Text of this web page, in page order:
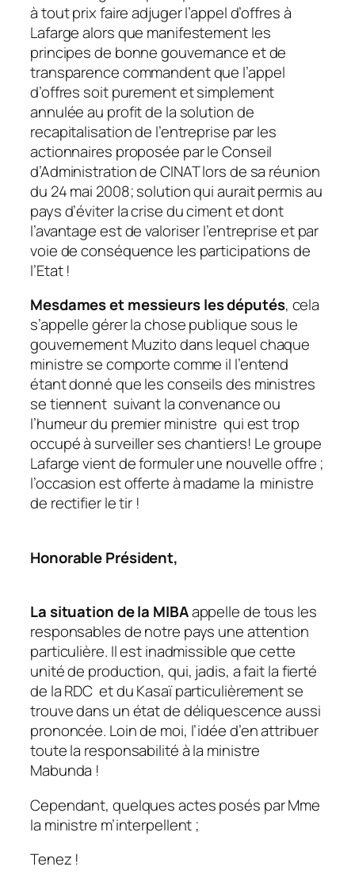
à tout prix faire adjuger l’appel d’offres à
Lafarge alors que manifestement les
principes de bonne gouvernance et de
transparence commandent que l’appel
d’offres soit purement et simplement
annulée au profit de la solution de
recapitalisation de l’entreprise par les
actionnaires proposée par le Conseil
d’Administration de CINAT lors de sa réunion
du 24 mai 2008; solution qui aurait permis au
pays d’éviter la crise du ciment et dont
l’avantage est de valoriser l’entreprise et par
voie de conséquence les participations de
l’Etat !
Mesdames et messieurs les députés, cela
s’appelle gérer la chose publique sous le
gouvernement Muzito dans lequel chaque
ministre se comporte comme il l’entend
étant donné que les conseils des ministres
se tiennent suivant la convenance ou
l’humeur du premier ministre qui est trop
occupé à surveiller ses chantiers! Le groupe
Lafarge vient de formuler une nouvelle offre ;
l’occasion est offerte à madame la ministre
de rectifier le tir !
Honorable Président,
La situation de la MIBAappelle de tous les
responsables de notre pays une attention
particulière. Il est inadmissible que cette
unité de production, qui, jadis, a fait la fierté
de la RDC et du Kasaï particulièrement se
trouve dans un état de déliquescence aussi
prononcée. Loin de moi, l’idée d’en attribuer
toute la responsabilité à la ministre
Mabunda !
Cependant, quelques actes posés par Mme
la ministre m’interpellent ;
Tenez !